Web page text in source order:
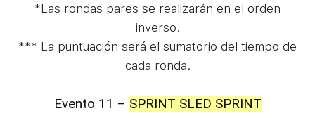
*Las rondas pares se realizarán en el orden
inverso.
*** La puntuación será el sumatorio del tiempo de
cada ronda.
Evento 11 – SPRINT SLED SPRINT